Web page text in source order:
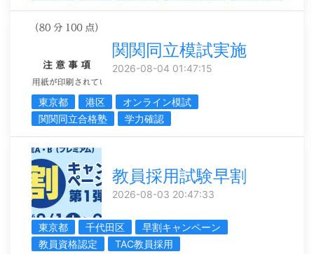
関関同立模試実施
2026-08-04 01:47:15
東京都 港区
オンライン模試
関関同立合格塾
学力確認
教員採用試験早割
2026-08-03 20:47:33
東京都 千代田区
早割キャンペーン
教員資格認定
TAC教員採用